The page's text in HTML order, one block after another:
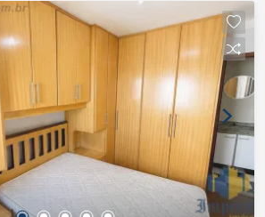
e gás inclusos no condomínio,
Oriente e comercio em
(12) 99668-3140